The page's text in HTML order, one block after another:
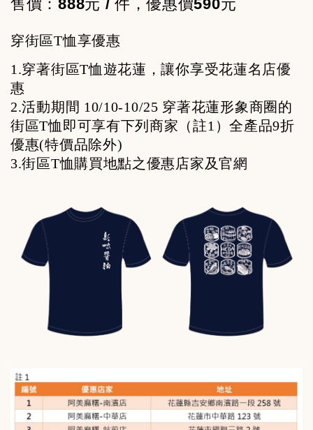
售價：888元 / 件，優惠價590元
穿街區T恤享優惠
1.穿著街區T恤遊花蓮，讓你享受花蓮名店優
惠
2.活動期間 10/10-10/25 穿著花蓮形象商圈的
街區T恤即可享有下列商家（註1）全產品9折
優惠(特價品除外)
3.街區T恤購買地點之優惠店家及官網